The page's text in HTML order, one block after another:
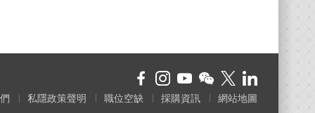
私隱政策聲明 職位空缺 採購資訊 網站地圖